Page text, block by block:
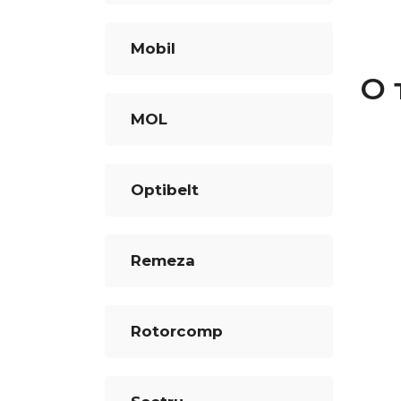
Mobil
MOL
Optibelt
Remeza
Rotorcomp
О